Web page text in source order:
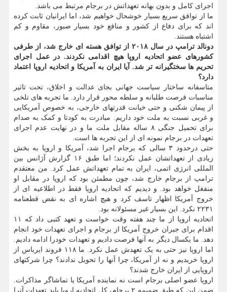
اجرای کامل و بدون بهانه تعهداتش در برجام مرتبط می باشد.
ما از توافق سریع بسیار خوشحال خواهیم شد، اما ایرانیان ثابت کرده
اند که برای دفاع از کشور و منافع خود بسیار صبور، مقاوم و کم
اشتباه هستند.
دونالد ترامپ در سال ۲۰۱۸ از توافق هسته ای خارج شد، از طرفی
کشورهای عضو اتحادیه اروپا هیچ اقدامی نکردند. در عمل اجرای
تحریم ها سختگیرانه تر شد. آیا ایران به آمریکا و اتحادیه اروپا اعتماد
دارد؟
متاسفانه ساختار سیاست جهانی بجای عدالت و اخلاق، تحت تاثیر
مناسبات فرصت طلبانه و سلطه محور قرار دارد. ما تجربه های تلخی
از پیمان شکنی و حتی خیانت قدرتهای خارجی، به خصوص آمریکایی
و غربی نسبت به ملت خود داریم. مبادرت به کودتا و کمک به صدام
برای تحمیل جنگی ۸ ساله مقابل ملت ما و در نهایت عدم اجرای
تعهدات در برجام نمونه ای از این تجربه ها است.
حتی درحدود ۳ سالی که برجام اجرا شد، آمریکا و اروپا به بخش
زیادی از تعهداتشان عمل نکردند؛ اما طبق ۱۶ گزارش آژانس بین
المللی انرژی اتمی، ایران به تمام تعهداتش عمل کرد. من معتقدم
ترامپ از برجام خارج شد، چون مطمئن بود که اروپا در مقابل او
منفغل خواهد بود. و دیدیم که اتحادیه اروپا فقط در اطلاعیه ای از
خروج آمریکا اظهار تاسف کرد و هیچ اشاره ای به نقض قطعنامه
۲۲۳۱ نکرد. این بسیار غیر مسئولانه بود.
اتحادیه اروپا از ما چند هفته وقت خواست و تعهد کتبی داد که ۱۱
اقدام برای جبران خروج آمریکا از برجام و اجرای تعهدات خود انجام
دهد. ما یکسال دیگر به آنها فرصت دادیم و تعهدات خودرا ادامه دادیم.
اما اروپا نیز حتی به یک تعهدش عمل نکرد. ما ۱۱۸ فروند ایرباس از
اروپا خریدیم و نه از آمریکا، چرا آنها را تحویل ندادند؟ چرا شرکتهای
اروپایی از ایران خارج شدند؟
اروپا عضو اصلی برجام است نه نماینده آمریکا یا تماشاگر مذاکرات.
ضمن این که طبق ضمیمه ۲ برجام، کل اتحادیه اروپا باید تعهدات آنرا